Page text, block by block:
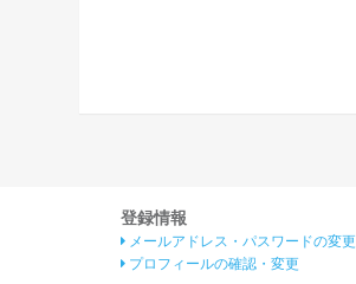
登録情報
メールアドレス・パスワードの変更
プロフィールの確認・変更